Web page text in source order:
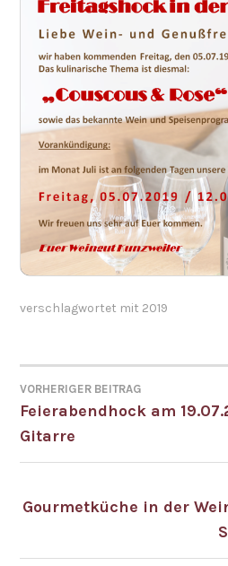
verschlagwortet mit 2019
VORHERIGER BEITRAG
Feierabendhock am
Gitarre
Gourmetküche in der